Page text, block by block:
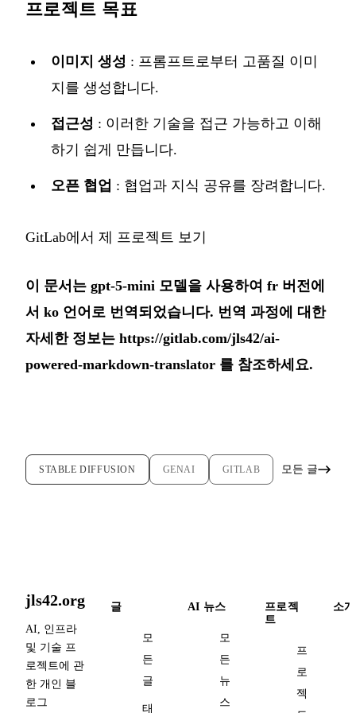
프로젝트 목표
이미지 생성 : 프롬프트로부터 고품질 이미
지를 생성합니다.
접근성 : 이러한 기술을 접근 가능하고 이해
하기 쉽게 만듭니다.
오픈 협업 : 협업과 지식 공유를 장려합니다.
GitLab에서 제 프로젝트 보기
이 문서는 gpt-5-mini 모델을 사용하여 fr 버전에
서 ko 언어로 번역되었습니다. 번역 과정에 대한
자세한 정보는 https://gitlab.com/jls42/ai-
powered-markdown-translator 를 참조하세요.
STABLE DIFFUSION GENAI GITLAB 모든 글
jls42.org
AI, 인프라
및 기술 프
로젝트에 관
한 개인 블
로그
글
모
든
글
태
AI 뉴스
모
든
뉴
스
프로젝
트
프
로
젝
소개